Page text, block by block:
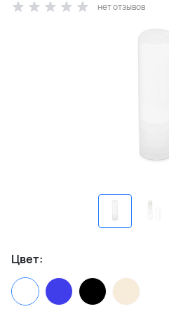
нет отзывов
Цвет: